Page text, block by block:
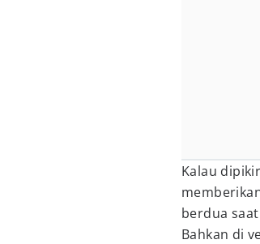
Kalau
berdua
Bahkan di